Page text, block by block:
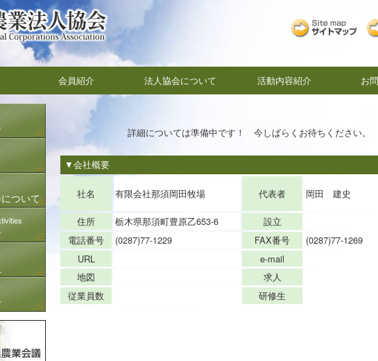
会員紹介 法人協会について 活動内容紹介 お
ついて
詳細については準備中です！ 今しばらくお待ちください。
▼会社概要
社名 有限会社那須岡田牧場 代表者 岡田 建史
住所 栃木県那須町豊原乙653-6
設立
電話番号
(0287)77-1229 FAX番号
(0287)77-1269
URL
e-mail
地図
求人
従業員数
研修生